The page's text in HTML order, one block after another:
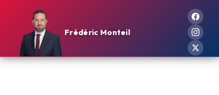
Frédéric Monteil